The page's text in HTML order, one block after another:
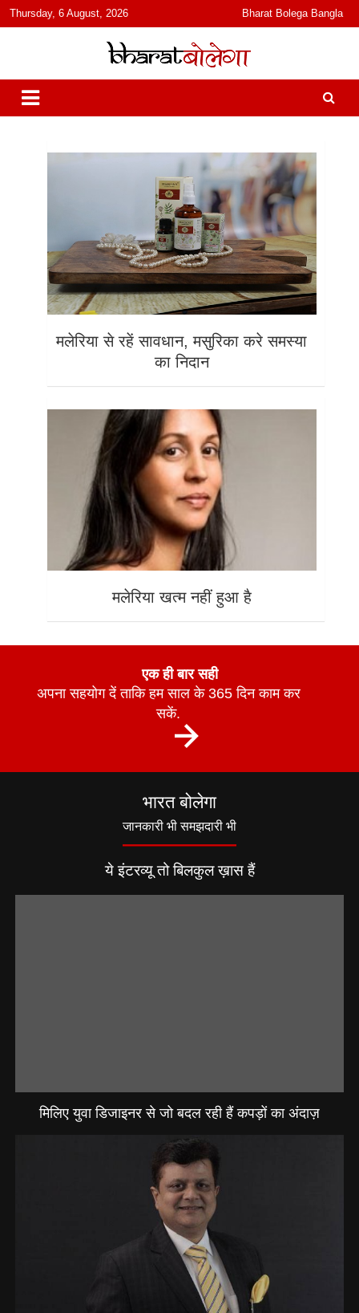
content
Thursday, 6 August, 2026 Bharat Bolega Bangla
भारत बोलेगा
हिंदी में समाचार, विचार, ऑडियो, वीडियो और फ़ीचर. भारत बोलेगा हिंदी न्यूज़ वेबसाइट
India: News, Views, Info, Trends & Podcast I जानकारी भी समझदारी भी
और पॉडकास्ट
मलेरिया से रहें सावधान, मसुरिका करे समस्या
का निदान
मलेरिया खत्म नहीं हुआ है
एक ही बार सही
अपना सहयोग दें ताकि हम साल के 365 दिन काम कर
सकें.
भारत बोलेगा
जानकारी भी समझदारी भी
ये इंटरव्यू तो बिलकुल ख़ास हैं
मिलिए युवा डिजाइनर से जो बदल रही हैं कपड़ों का अंदाज़